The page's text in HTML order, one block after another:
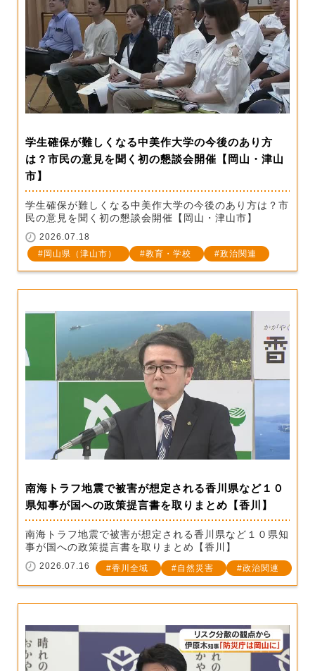
学生確保が難しくなる中美作大学の今後のあり方
は？市民の意見を聞く初の懇談会開催【岡山・津山
市】
学生確保が難しくなる中美作大学の今後のあり方は？市
民の意見を聞く初の懇談会開催【岡山・津山市】
2026.07.18
岡山県（津山市）
教育・学校 政治関連
南海トラフ地震で被害が想定される香川県など１０
県知事が国への政策提言書を取りまとめ【香川】
南海トラフ地震で被害が想定される香川県など１０県知
事が国への政策提言書を取りまとめ【香川】
2026.07.16 香川全域 自然災害 政治関連